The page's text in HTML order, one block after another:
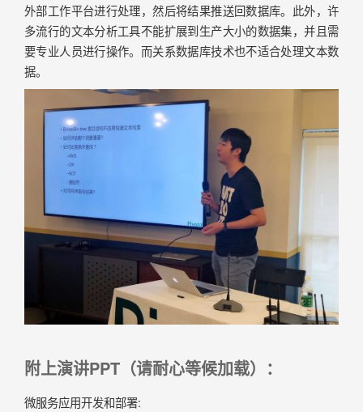
外部工作平台进行处理，然后将结果推送回数据库。此外，许
多流行的文本分析工具不能扩展到生产大小的数据集，并且需
要专业人员进行操作。而关系数据库技术也不适合处理文本数
据。
附上演讲PPT（请耐心等候加载）：
微服务应用开发和部署: